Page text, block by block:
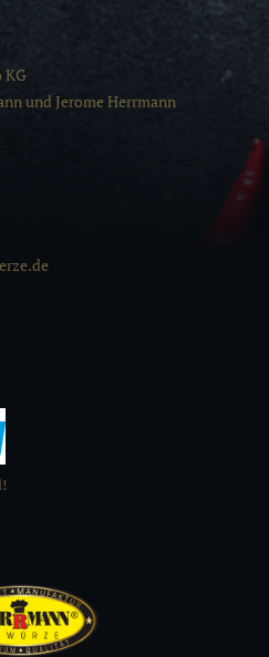
KG
und Jerome Herrmann